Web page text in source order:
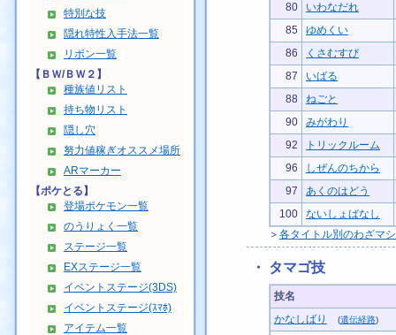
特別な技
隠れ特性入手法一覧
リボン一覧
【ＢＷ/ＢＷ２】
種族値リスト
持ち物リスト
隠し穴
努力値稼ぎオススメ場所
ARマーカー
【ポケとる】
登場ポケモン一覧
のうりょく一覧
ステージ一覧
EXステージ一覧
イベントステージ(3DS)
イベントステージ(ｽﾏﾎ)
アイテム一覧
80
いわなだれ
85
ゆめくい
86
くさむすび
87
いばる
88
ねごと
90
みがわり
92
トリックルーム
96
しぜんのちから
97
あくのはどう
100
ないしょばなし
＞ 各タイトル別のわざマ
・ タマゴ技
技名
かなしばり
(遺伝経路)